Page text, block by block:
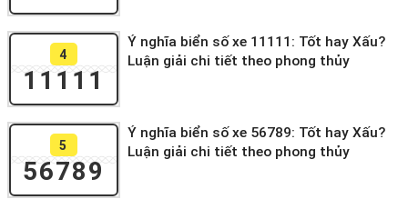
4
11111
Ý nghĩa biển số xe 11111: Tốt hay Xấu?
Luận giải chi tiết theo phong thủy
5
56789
Ý nghĩa biển số xe 56789: Tốt hay Xấu?
Luận giải chi tiết theo phong thủy